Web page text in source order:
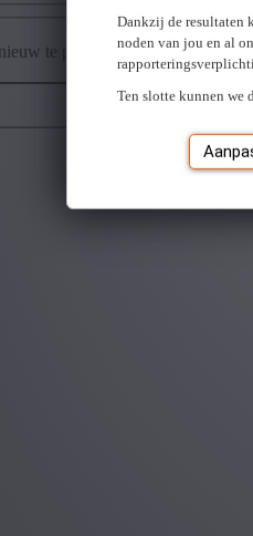
Dankzij de resultaten
noden van jou en al
Ten slotte kunnen we
te proberen.Sluiten